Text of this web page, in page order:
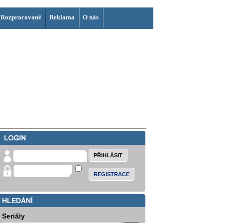
Rozpracované Reklama O nás
REGISTRACE
HLEDÁNÍ
Seriály